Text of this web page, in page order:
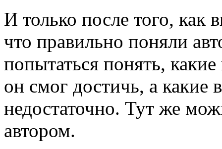
И только после того, как
что правильно поняли
попытаться понять,
он смог достичь, а какие
недостаточно. Тут же
автором.